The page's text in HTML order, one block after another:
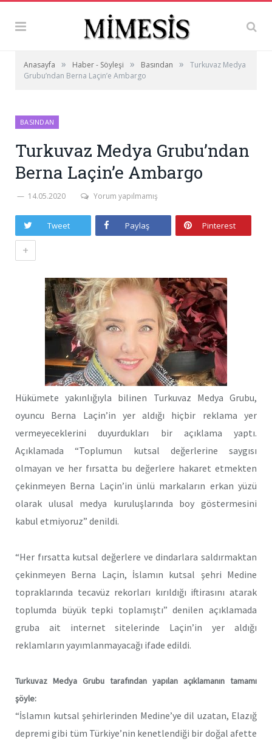
Anasayfa » Haber - Söyleşi » Basından »
Turkuvaz Medya
Grubu’ndan Berna Laçin’e Ambargo
BASINDAN
Turkuvaz Medya Grubu’ndan
Berna Laçin’e Ambargo
14.05.2020 Yorum yapılmamış
Tweet Paylaş Pinterest
+
Hükümete yakınlığıyla bilinen Turkuvaz Medya Grubu,
oyuncu Berna Laçin’in yer aldığı hiçbir reklama yer
vermeyeceklerini duyurdukları bir açıklama yaptı.
Açıklamada “Toplumun kutsal değerlerine saygısı
olmayan ve her fırsatta bu değerlere hakaret etmekten
çekinmeyen Berna Laçin’in ünlü markaların erkan yüzü
olarak ulusal medya kuruluşlarında boy göstermesini
kabul etmiyoruz” denildi.
“Her fırsatta kutsal değerlere ve dindarlara saldırmaktan
çekinmeyen Berna Laçin, İslamın kutsal şehri Medine
topraklarında tecavüz rekorları kırıldığı iftirasını atarak
toplumda büyük tepki toplamıştı” denilen açıklamada
gruba ait internet sitelerinde Laçin’in yer aldığı
reklamların yayımlanmayacağı ifade edildi.
Turkuvaz Medya Grubu tarafından yapılan açıklamanın tamamı
şöyle:
“İslamın kutsal şehirlerinden Medine’ye dil uzatan, Elazığ
depremi gibi tüm Türkiye’nin kenetlendiği bir doğal afette